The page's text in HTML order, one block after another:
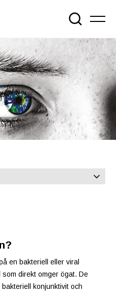
en bakteriell eller viral
direkt omger ögat. De
konjunktivit och